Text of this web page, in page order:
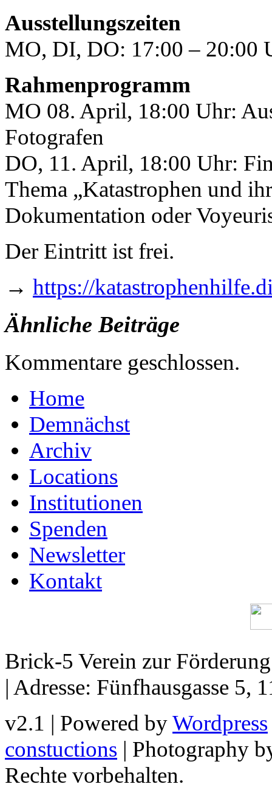
Ausstellungszeiten
MO, DI, DO: 17:00 – 20:00
Rahmenprogramm
MO 08. April, 18:00 Uhr:
Fotografen
DO, 11. April, 18:00 Uhr:
Thema „Katastrophen und
Dokumentation oder
Der Eintritt ist frei.
→ https://
Ähnliche Beiträge
Kommentare geschlossen.
Home
Demnächst
Archiv
Locations
Institutionen
Spenden
Newsletter
Kontakt
Brick-5 Verein zur
| Adresse: Fünfhausgasse 5,
v2.1 | Powered byWordpress
constuctions | Photography
Rechte vorbehalten.